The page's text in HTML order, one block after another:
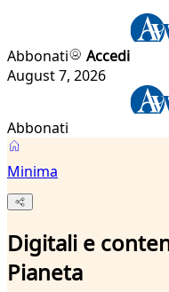
Abbonati
Accedi
August 7, 2026
Abbonati
Minima
Digitali e
Pianeta